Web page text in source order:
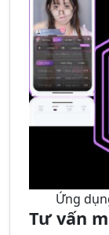
Ứng
Tư vấn